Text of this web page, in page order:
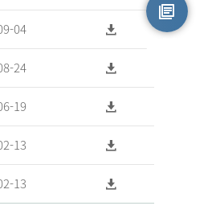
04
24
19
13
13